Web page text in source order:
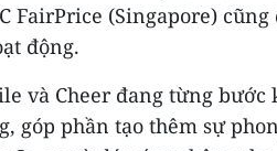
FairPrice (Singapore)
động.
và Cheer đang từng
góp phần tạo thêm sự